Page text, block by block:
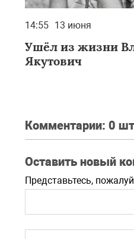
14:55 13 июня
Ушёл из жизни
Якутович
Комментарии: 0 шт
Оставить новый
Представьтесь,